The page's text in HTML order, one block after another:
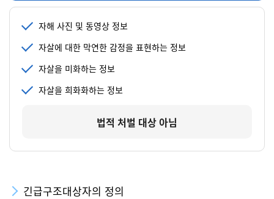
자해 사진 및 동영상 정보
자살에 대한 막연한 감정을 표현하는 정보
자살을 미화하는 정보
자살을 희화화하는 정보
법적 처벌 대상 아님
긴급구조대상자의 정의